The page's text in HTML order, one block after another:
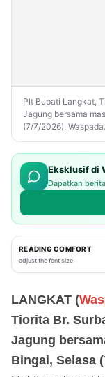
Plt Bupati Langkat,
Jagung bersama
(7/7/2026).
Eksklusif di
Dapatkan
READING COMFORT
adjust the font size
LANGKAT (
Tiorita Br.
Jagung
Bingai, Selasa